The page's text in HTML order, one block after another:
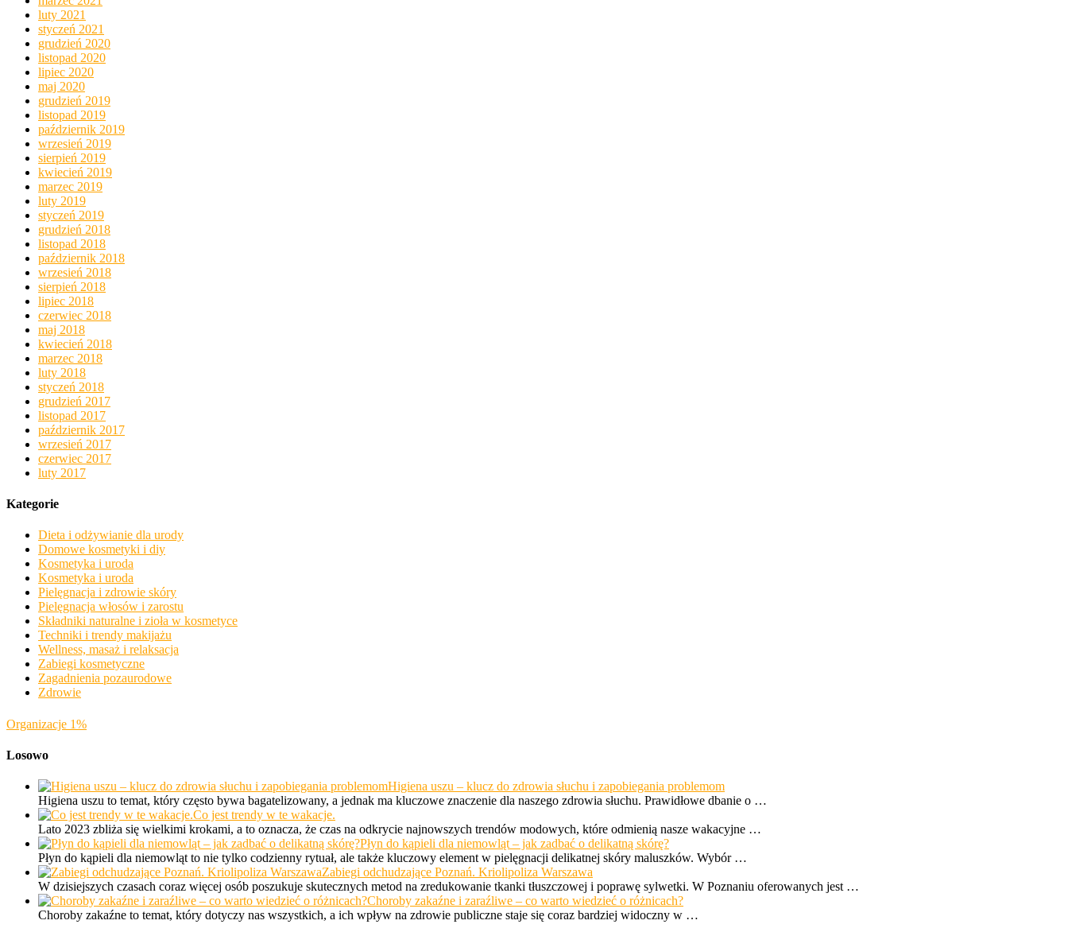
luty 2021
styczeń 2021
grudzień 2020
listopad 2020
lipiec 2020
maj 2020
grudzień 2019
listopad 2019
październik 2019
wrzesień 2019
sierpień 2019
kwiecień 2019
marzec 2019
luty 2019
styczeń 2019
grudzień 2018
listopad 2018
październik 2018
wrzesień 2018
sierpień 2018
lipiec 2018
czerwiec 2018
maj 2018
kwiecień 2018
marzec 2018
luty 2018
styczeń 2018
grudzień 2017
listopad 2017
październik 2017
wrzesień 2017
czerwiec 2017
luty 2017
Kategorie
Dieta i odżywianie dla urody
Domowe kosmetyki i diy
Kosmetyka i uroda
Kosmetyka i uroda
Pielęgnacja i zdrowie skóry
Pielęgnacja włosów i zarostu
Składniki naturalne i zioła w kosmetyce
Techniki i trendy makijażu
Wellness, masaż i relaksacja
Zabiegi kosmetyczne
Zagadnienia pozaurodowe
Zdrowie
Organizacje 1%
Losowo
Higiena uszu – klucz do zdrowia słuchu i zapobiegania problemom
Higiena uszu to temat, który często bywa bagatelizowany, a jednak ma kluczowe znaczenie dla naszego zdrowia słuchu. Prawidłowe dbanie o …
Co jest trendy w te wakacje.
Lato 2023 zbliża się wielkimi krokami, a to oznacza, że czas na odkrycie najnowszych trendów modowych, które odmienią nasze wakacyjne …
Płyn do kąpieli dla niemowląt – jak zadbać o delikatną skórę?
Płyn do kąpieli dla niemowląt to nie tylko codzienny rytuał, ale także kluczowy element w pielęgnacji delikatnej skóry maluszków. Wybór …
Zabiegi odchudzające Poznań. Kriolipoliza Warszawa
W dzisiejszych czasach coraz więcej osób poszukuje skutecznych metod na zredukowanie tkanki tłuszczowej i poprawę sylwetki. W Poznaniu oferowanych jest …
Choroby zakaźne i zaraźliwe – co warto wiedzieć o różnicach?
Choroby zakaźne to temat, który dotyczy nas wszystkich, a ich wpływ na zdrowie publiczne staje się coraz bardziej widoczny w …